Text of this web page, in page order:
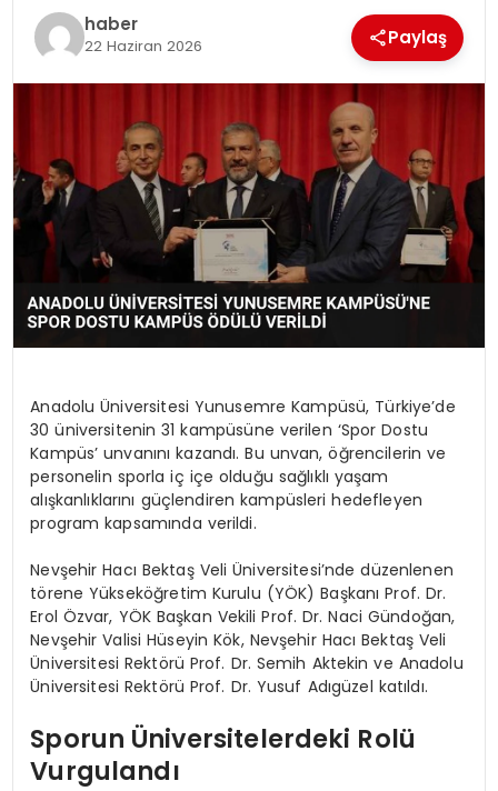
MAGAZINhaber
22 Haziran 2026 Paylaş
Anadolu Üniversitesi Yunusemre Kampüsü, Türkiye’de
30 üniversitenin 31 kampüsüne verilen ‘Spor Dostu
Kampüs’ unvanını kazandı. Bu unvan, öğrencilerin ve
personelin sporla iç içe olduğu sağlıklı yaşam
alışkanlıklarını güçlendiren kampüsleri hedefleyen
program kapsamında verildi.
Nevşehir Hacı Bektaş Veli Üniversitesi’nde düzenlenen
törene Yükseköğretim Kurulu (YÖK) Başkanı Prof. Dr.
Erol Özvar, YÖK Başkan Vekili Prof. Dr. Naci Gündoğan,
Nevşehir Valisi Hüseyin Kök, Nevşehir Hacı Bektaş Veli
Üniversitesi Rektörü Prof. Dr. Semih Aktekin ve Anadolu
Üniversitesi Rektörü Prof. Dr. Yusuf Adıgüzel katıldı.
Sporun Üniversitelerdeki Rolü
Vurgulandı